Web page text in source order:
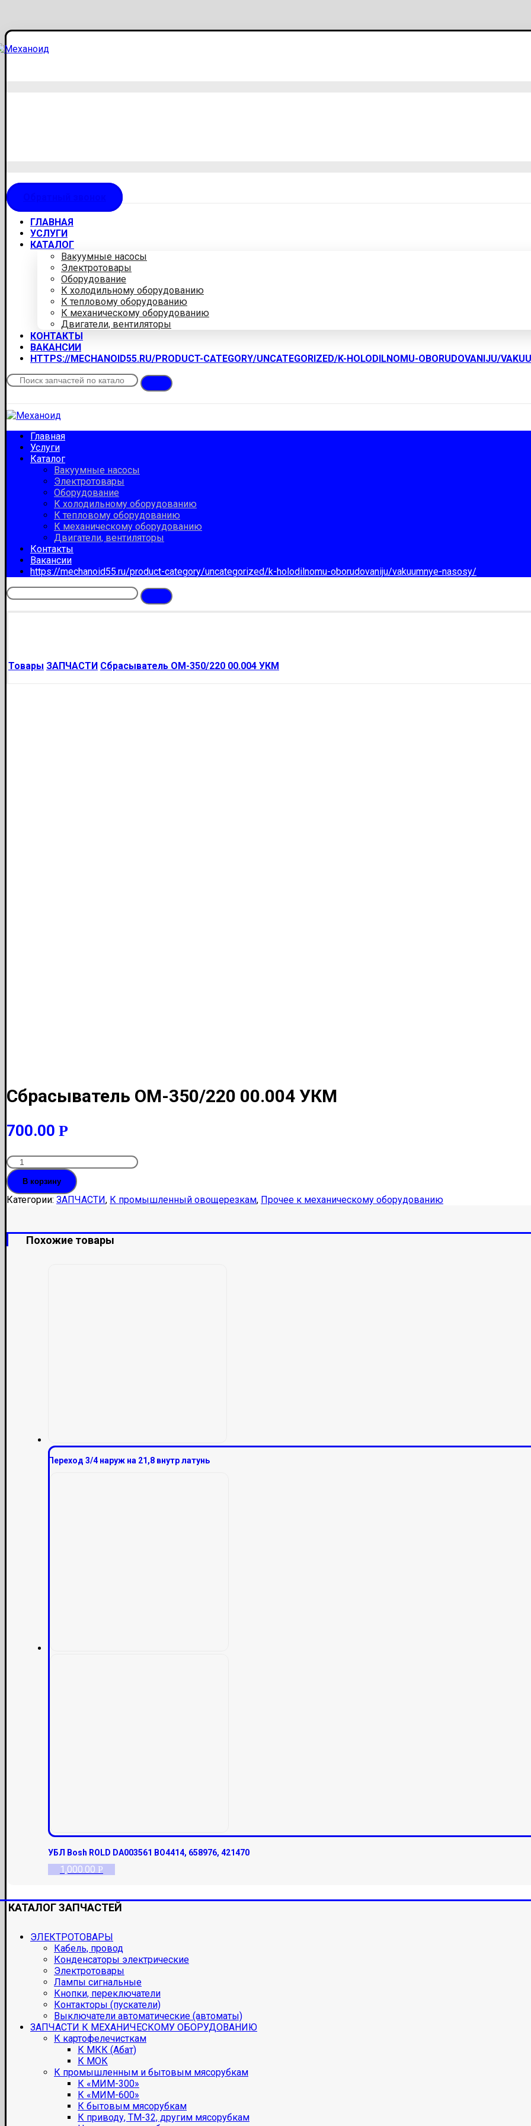
ГЛАВНАЯ
УСЛУГИ
КАТАЛОГ
Вакуумные насосы
Электротовары
Оборудование
К холодильному оборудованию
К тепловому оборудованию
К механическому оборудованию
Двигатели, вентиляторы
КОНТАКТЫ
ВАКАНСИИ
HTTPS://MECHANOID55.RU/PRODUCT-CATEGORY/UNCATEGORIZED/K-HOLODILNOMU-OBORUDOVANIJU/
Главная
Услуги
Каталог
Вакуумные насосы
Электротовары
Оборудование
К холодильному оборудованию
К тепловому оборудованию
К механическому оборудованию
Двигатели, вентиляторы
Контакты
Вакансии
https://mechanoid55.ru/product-category/uncategorized/k-holodilnomu-oborudovaniju/vakuumnye-nasosy/
Товары ЗАПЧАСТИ Сбрасыватель ОМ-350/220 00.004 УКМ
Сбрасыватель ОМ-350/220 00.004 УКМ
700.00 Р
Количество
Сбрасыватель
ОМ-350/220
00.004
УКМ
В корзину
Категории: ЗАПЧАСТИ, К промышленный овощерезкам, Прочее к механическому оборудованию
Похожие товары
Переход 3/4 наруж на 21,8 внутр латунь
УБЛ Bosh ROLD DA003561 BO4414, 658976, 421470
1,000.00 Р
КАТАЛОГ ЗАПЧАСТЕЙ
ЭЛЕКТРОТОВАРЫ
Кабель, провод
Конденсаторы электрические
Электротовары
Лампы сигнальные
Кнопки, переключатели
Контакторы (пускатели)
Выключатели автоматические (автоматы)
ЗАПЧАСТИ К МЕХАНИЧЕСКОМУ ОБОРУДОВАНИЮ
К картофелечисткам
К МКК (Абат)
К МОК
К промышленным и бытовым мясорубкам
К «МИМ-300»
К «МИМ-600»
К бытовым мясорубкам
К приводу, ТМ-32, другим мясорубкам